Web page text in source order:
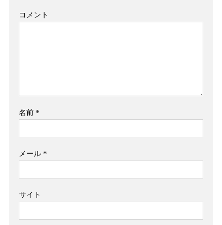
コメント
名前 *
メール *
サイト